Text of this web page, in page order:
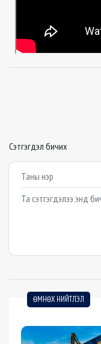
Сэтгэгдэл бичих
Example textarea
ӨМНӨХ НИЙТЛЭЛ